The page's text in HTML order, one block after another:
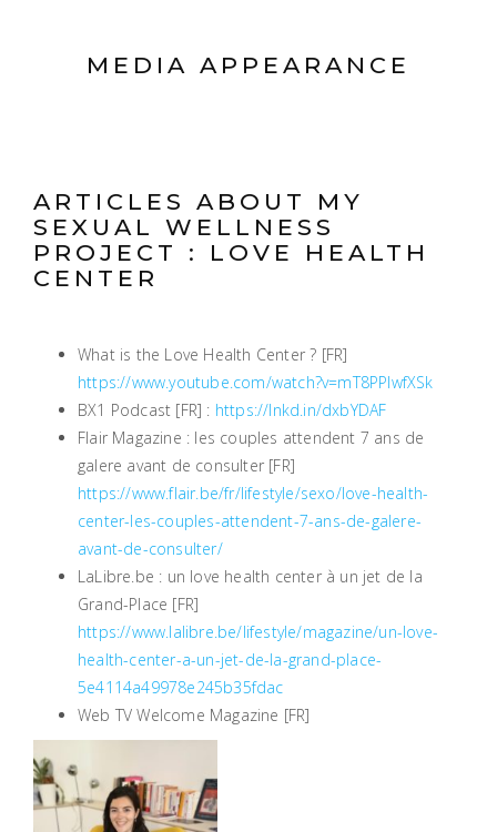
MEDIA APPEARANCE
ARTICLES ABOUT MY
SEXUAL WELLNESS
PROJECT : LOVE HEALTH
CENTER
What is the Love Health Center ? [FR]
https://www.youtube.com/watch?v=mT8PPIwfXSk
BX1 Podcast [FR] : https://lnkd.in/dxbYDAF
Flair Magazine : les couples attendent 7 ans de
galere avant de consulter [FR]
https://www.flair.be/fr/lifestyle/sexo/love-health-
center-les-couples-attendent-7-ans-de-galere-
avant-de-consulter/
LaLibre.be : un love health center à un jet de la
Grand-Place [FR]
https://www.lalibre.be/lifestyle/magazine/un-love-
health-center-a-un-jet-de-la-grand-place-
5e4114a49978e245b35fdac
Web TV Welcome Magazine [FR]